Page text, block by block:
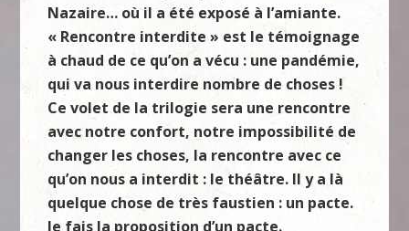
Nazaire… où il a été exposé à l’amiante.
« Rencontre interdite » est le témoignage
à chaud de ce qu’on a vécu : une pandémie,
qui va nous interdire nombre de choses !
Ce volet de la trilogie sera une rencontre
avec notre confort, notre impossibilité de
changer les choses, la rencontre avec ce
qu’on nous a interdit : le théâtre. Il y a là
quelque chose de très faustien : un pacte.
Je fais la proposition d’un pacte.